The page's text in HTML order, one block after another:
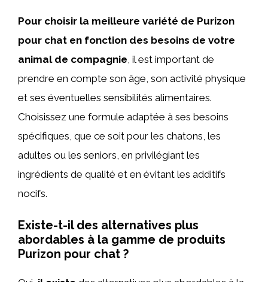
Pour choisir la meilleure variété de Purizon
pour chat en fonction des besoins de votre
animal de compagnie , il est important de
prendre en compte son âge, son activité physique
et ses éventuelles sensibilités alimentaires.
Choisissez une formule adaptée à ses besoins
spécifiques, que ce soit pour les chatons, les
adultes ou les seniors, en privilégiant les
ingrédients de qualité et en évitant les additifs
nocifs.
Existe-t-il des alternatives plus
abordables à la gamme de produits
Purizon pour chat ?